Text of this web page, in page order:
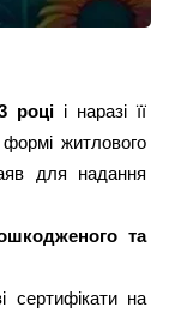
роціі наразі її
житлового
для надання
та
сертифікати на